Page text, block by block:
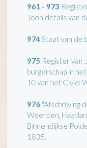
961 - 973
Toon details van
974 Staat van de
975 Register van
burgerschap in
10 van het Civiel
976 "Afschrijving
Weerden,
Binnendijkse
1835.